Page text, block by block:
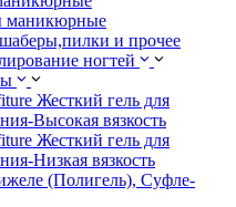
и прочее
ногтей
Жесткий гель для
Высокая вязкость
Жесткий гель для
Низкая вязкость
(Полигель), Суфле-